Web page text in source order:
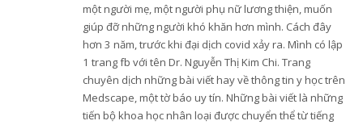
một người mẹ, một người phụ nữ lương thiện, muốn
giúp đỡ những người khó khăn hơn mình. Cách đây
hơn 3 năm, trước khi đại dịch covid xảy ra. Mình có lập
1 trang fb với tên Dr. Nguyễn Thị Kim Chi. Trang
chuyên dịch những bài viết hay về thông tin y học trên
Medscape, một tờ báo uy tín. Những bài viết là những
tiến bộ khoa học nhân loại được chuyển thể từ tiếng